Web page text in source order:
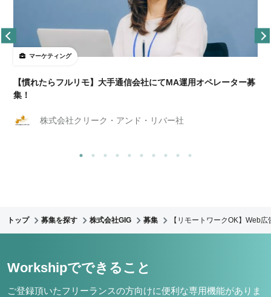
マーケティング
【慣れたらフルリモ】大手通信会社にてMA運用オペレーター募
集！
株式会社クリーク・アンド・リバー社
トップ 募集を探す 株式会社GIG 募集 【リモートワークOK】Web
Workshipでできること
ご登録頂いたフリーランスの方向けに便利な専用機能がありま